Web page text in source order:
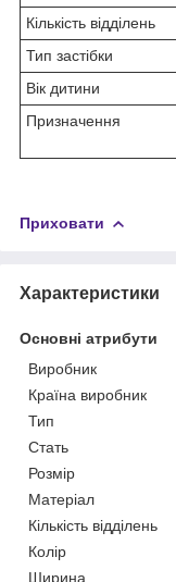
Кількість відділень
Тип застібки
Вік дитини
Призначення
Приховати
Характеристики
Основні атрибути
Виробник
Країна виробник
Тип
Стать
Розмір
Матеріал
Кількість відділень
Колір
Ширина